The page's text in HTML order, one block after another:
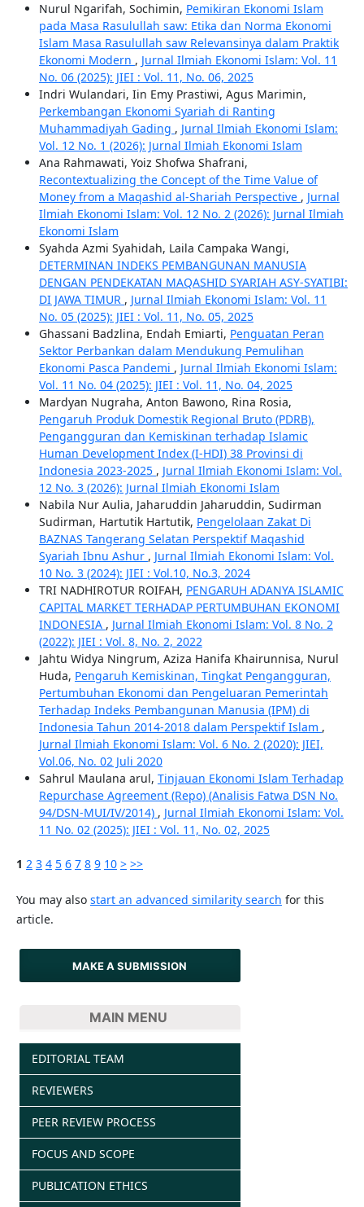
Nurul Ngarifah, Sochimin, Pemikiran Ekonomi Islam
pada Masa Rasulullah saw: Etika dan Norma Ekonomi
Islam Masa Rasulullah saw Relevansinya dalam Praktik
Ekonomi Modern , Jurnal Ilmiah Ekonomi Islam: Vol. 11
No. 06 (2025): JIEI : Vol. 11, No. 06, 2025
Indri Wulandari, Iin Emy Prastiwi, Agus Marimin,
Perkembangan Ekonomi Syariah di Ranting
Muhammadiyah Gading , Jurnal Ilmiah Ekonomi Islam:
Vol. 12 No. 1 (2026): Jurnal Ilmiah Ekonomi Islam
Ana Rahmawati, Yoiz Shofwa Shafrani,
Recontextualizing the Concept of the Time Value of
Money from a Maqashid al-Shariah Perspective , Jurnal
Ilmiah Ekonomi Islam: Vol. 12 No. 2 (2026): Jurnal Ilmiah
Ekonomi Islam
Syahda Azmi Syahidah, Laila Campaka Wangi,
DETERMINAN INDEKS PEMBANGUNAN MANUSIA
DENGAN PENDEKATAN MAQASHID SYARIAH ASY-SYATIBI:
DI JAWA TIMUR , Jurnal Ilmiah Ekonomi Islam: Vol. 11
No. 05 (2025): JIEI : Vol. 11, No. 05, 2025
Ghassani Badzlina, Endah Emiarti, Penguatan Peran
Sektor Perbankan dalam Mendukung Pemulihan
Ekonomi Pasca Pandemi , Jurnal Ilmiah Ekonomi Islam:
Vol. 11 No. 04 (2025): JIEI : Vol. 11, No. 04, 2025
Mardyan Nugraha, Anton Bawono, Rina Rosia,
Pengaruh Produk Domestik Regional Bruto (PDRB),
Pengangguran dan Kemiskinan terhadap Islamic
Human Development Index (I-HDI) 38 Provinsi di
Indonesia 2023-2025 , Jurnal Ilmiah Ekonomi Islam: Vol.
12 No. 3 (2026): Jurnal Ilmiah Ekonomi Islam
Nabila Nur Aulia, Jaharuddin Jaharuddin, Sudirman
Sudirman, Hartutik Hartutik, Pengelolaan Zakat Di
BAZNAS Tangerang Selatan Perspektif Maqashid
Syariah Ibnu Ashur , Jurnal Ilmiah Ekonomi Islam: Vol.
10 No. 3 (2024): JIEI : Vol.10, No.3, 2024
TRI NADHIROTUR ROIFAH, PENGARUH ADANYA ISLAMIC
CAPITAL MARKET TERHADAP PERTUMBUHAN EKONOMI
INDONESIA , Jurnal Ilmiah Ekonomi Islam: Vol. 8 No. 2
(2022): JIEI : Vol. 8, No. 2, 2022
Jahtu Widya Ningrum, Aziza Hanifa Khairunnisa, Nurul
Huda, Pengaruh Kemiskinan, Tingkat Pengangguran,
Pertumbuhan Ekonomi dan Pengeluaran Pemerintah
Terhadap Indeks Pembangunan Manusia (IPM) di
Indonesia Tahun 2014-2018 dalam Perspektif Islam ,
Jurnal Ilmiah Ekonomi Islam: Vol. 6 No. 2 (2020): JIEI,
Vol.06, No. 02 Juli 2020
Sahrul Maulana arul, Tinjauan Ekonomi Islam Terhadap
Repurchase Agreement (Repo) (Analisis Fatwa DSN No.
94/DSN-MUI/IV/2014) , Jurnal Ilmiah Ekonomi Islam: Vol.
11 No. 02 (2025): JIEI : Vol. 11, No. 02, 2025
1 2 3 4 5 6 7 8 9 10 > >>
You may also start an advanced similarity search for this
article.
MAKE A SUBMISSION
MAIN MENU
EDITORIAL TEAM
REVIEWERS
PEER REVIEW PROCESS
FOCUS AND SCOPE
PUBLICATION ETHICS